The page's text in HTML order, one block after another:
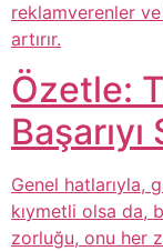
reklamverenler
artırır.
Özetle:
Genel hatlarıyla,
kıymetli olsa da,
zorluğu, onu her